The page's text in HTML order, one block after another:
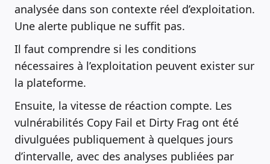
analysée dans son contexte réel d’exploitation.
Une alerte publique ne suffit pas.
Il faut comprendre si les conditions
nécessaires à l’exploitation peuvent exister sur
la plateforme.
Ensuite, la vitesse de réaction compte. Les
vulnérabilités Copy Fail et Dirty Frag ont été
divulguées publiquement à quelques jours
d’intervalle, avec des analyses publiées par